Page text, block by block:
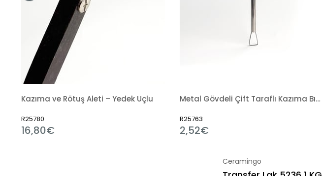
Kazıma ve Rötuş Aleti – Yedek Uçlu
R25780
16,80€
Metal Gövdeli Çift Taraflı Kazıma Bıçağı
R25763
2,52€
Ceramingo